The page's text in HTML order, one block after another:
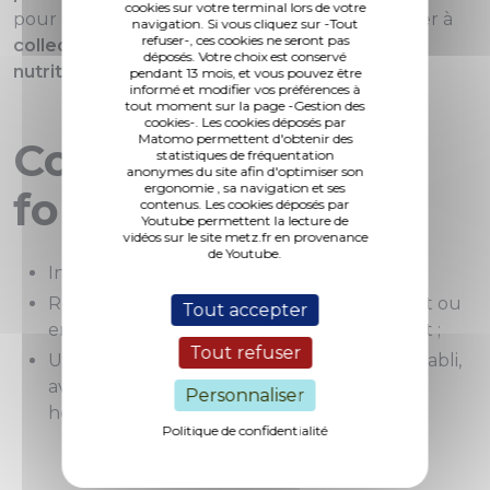
cookies sur votre terminal lors de votre
navigation. Si vous cliquez sur -Tout
refuser-, ces cookies ne seront pas
déposés. Votre choix est conservé
pendant 13 mois, et vous pouvez être
informé et modifier vos préférences à
tout moment sur la page -Gestion des
cookies-. Les cookies déposés par
Matomo permettent d'obtenir des
statistiques de fréquentation
anonymes du site afin d'optimiser son
ergonomie , sa navigation et ses
contenus. Les cookies déposés par
Youtube permettent la lecture de
vidéos sur le site metz.fr en provenance
de Youtube.
Tout accepter
Tout refuser
Personnaliser
Politique de confidentialité
pour soutenir la cause des enfants et contribuer à
collecter des fonds pour les programmes de
nutrition
de l’UNICEF.
Comment ça
fonctionne ?
Inscrivez-vous depuis la billetterie ;
Réalisez 10 km en une seule fois, en courant ou
en marchant, depuis n’importe quel endroit ;
Un classement général et par genre sera établi,
avec des lots à gagner pour les 3 premiers
hommes et les 3 premières femmes.